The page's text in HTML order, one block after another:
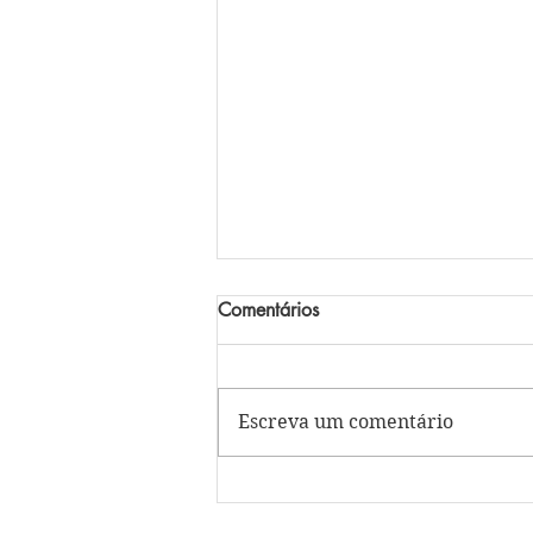
Comentários
Escreva um comentário